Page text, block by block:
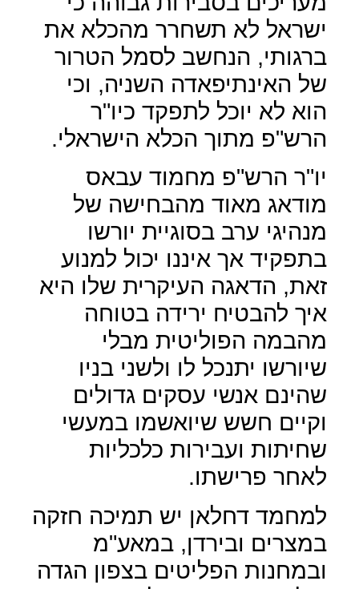
ישראל לא תשחרר מהכלא את
ברגותי, הנחשב לסמל הטרור
של האינתיפאדה השניה, וכי
הוא לא יוכל לתפקד כיו"ר
הרש"פ מתוך הכלא הישראלי.
יו"ר הרש"פ מחמוד עבאס
מודאג מאוד מהבחישה של
מנהיגי ערב בסוגיית יורשו
בתפקיד אך איננו יכול למנוע
זאת, הדאגה העיקרית שלו היא
איך להבטיח ירידה בטוחה
מהבמה הפוליטית מבלי
שיורשו יתנכל לו ולשני בניו
שהינם אנשי עסקים גדולים
וקיים חשש שיואשמו במעשי
שחיתות ועבירות כלכליות
לאחר פרישתו.
למחמד דחלאן יש תמיכה חזקה
במצרים ובירדן, במאע"מ
ובמחנות הפליטים בצפון הגדה